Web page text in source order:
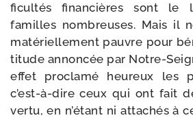
fi­cul­tés finan­cières sont
familles nom­breuses. Mais il
maté­riel­le­ment pauvre pour
ti­tude annon­cée par Notre-​
effet pro­cla­mé heu­reux les
c’est-à-dire ceux qui ont fait
ver­tu, en n’étant ni atta­chés à